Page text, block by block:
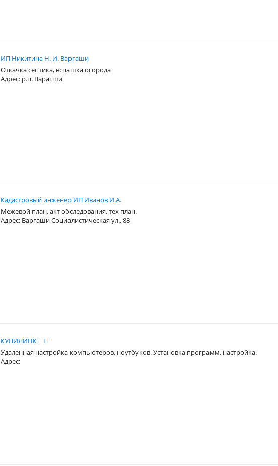
ИП Никитина Н. И. Варгаши
Откачка септика, вспашка огорода
Адрес: р.п. Варагши
Кадастровый инженер ИП Иванов И.А.
Межевой план, акт обследования, тех план.
Адрес: Варгаши Социалистическая ул., 88
КУПИЛИНК | IT
Удаленная настройка компьютеров, ноутбуков. Установка программ, настройка.
Адрес: